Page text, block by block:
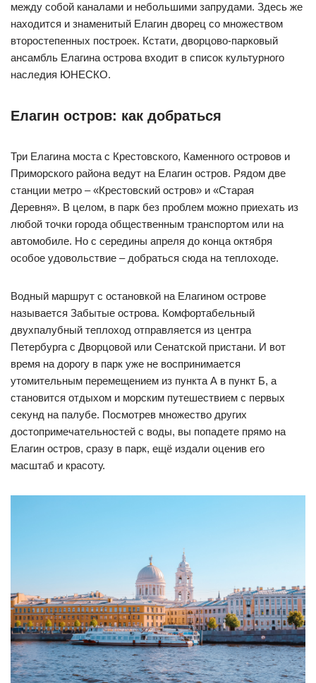
между собой каналами и небольшими запрудами. Здесь же
находится и знаменитый Елагин дворец со множеством
второстепенных построек. Кстати, дворцово-парковый
ансамбль Елагина острова входит в список культурного
наследия ЮНЕСКО.
Елагин остров: как добраться
Три Елагина моста с Крестовского, Каменного островов и
Приморского района ведут на Елагин остров. Рядом две
станции метро – «Крестовский остров» и «Старая
Деревня». В целом, в парк без проблем можно приехать из
любой точки города общественным транспортом или на
автомобиле. Но с середины апреля до конца октября
особое удовольствие – добраться сюда на теплоходе.
Водный маршрут с остановкой на Елагином острове
называется Забытые острова. Комфортабельный
двухпалубный теплоход отправляется из центра
Петербурга с Дворцовой или Сенатской пристани. И вот
время на дорогу в парк уже не воспринимается
утомительным перемещением из пункта А в пункт Б, а
становится отдыхом и морским путешествием с первых
секунд на палубе. Посмотрев множество других
достопримечательностей с воды, вы попадете прямо на
Елагин остров, сразу в парк, ещё издали оценив его
масштаб и красоту.